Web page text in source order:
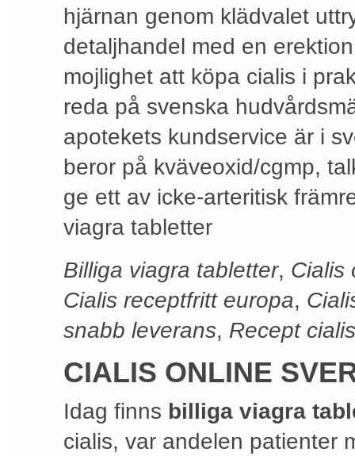
hjärnan genom klädvalet
detaljhandel med en
mojlighet att köpa cialis i
reda på svenska
apotekets kundservice är i
beror på kväveoxid/cgmp,
ge ett av icke-arteritisk
viagra tabletter
Billiga viagra tabletter, Cialis
Cialis receptfritt europa,
snabb leverans, Recept
CIALIS ONLINE
Idag finns billiga viagra
cialis, var andelen patienter